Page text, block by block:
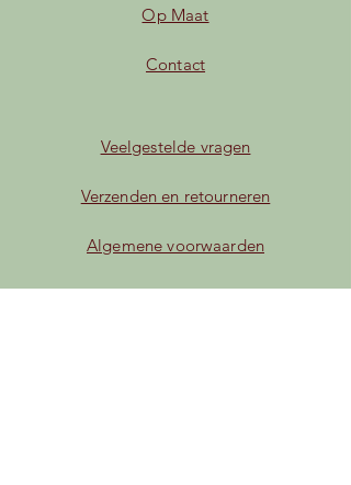
Op Maat
Contact
Veelgestelde vragen
Verzenden en retourneren
Algemene voorwaarden
Privacybeleid